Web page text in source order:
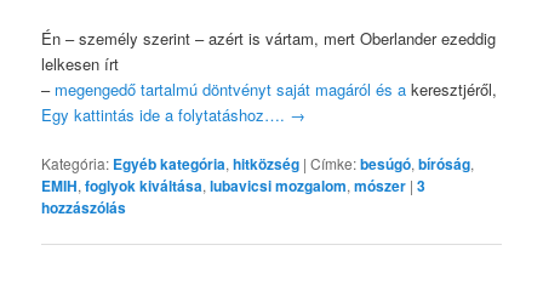
Én – személy szerint – azért is vártam, mert Oberlander ezeddig
lelkesen írt
– megengedő tartalmú döntvényt saját magáról és a keresztjéről,
Egy kattintás ide a folytatáshoz…. →
Kategória: Egyéb kategória,hitközség |Címke:besúgó,bíróság,
EMIH,foglyok kiváltása,lubavicsi mozgalom,mószer |3
hozzászólás